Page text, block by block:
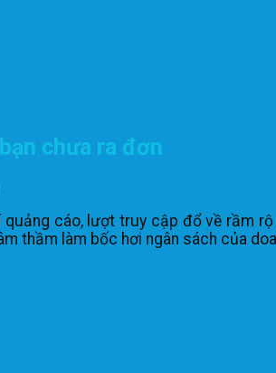
chưa ra đơn
cáo, lượt truy cập đổ về rầm
thầm làm bốc hơi ngân sách của